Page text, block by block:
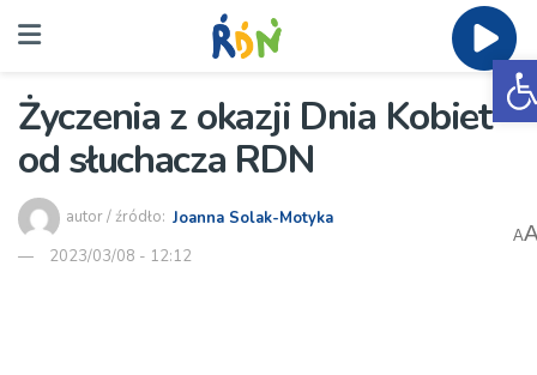
Życzenia z okazji Dnia Kobiet
od słuchacza RDN
autor / źródło: Joanna Solak-Motyka
2023/03/08 - 12:12
A